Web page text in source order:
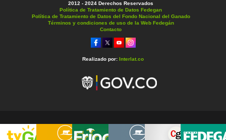
2012 - 2024 Derechos Reservados
Política de Tratamiento de Datos Fedegan
Política de Tratamiento de Datos del Fondo Nacional del Ganado
Términos y condiciones de uso de la Web Fedegán
Contacto
Realizado por: Interlat.co